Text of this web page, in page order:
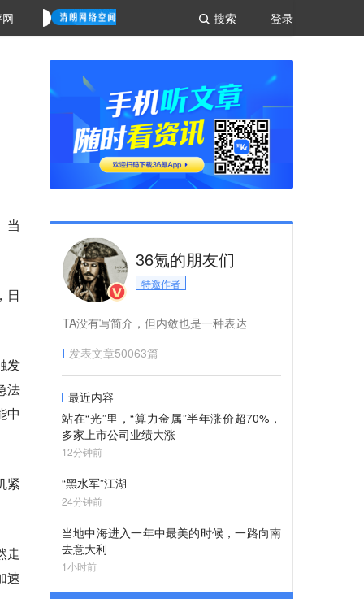
登录
搜索
当
日
发
法
中
紧
走
速
36氪的朋友们
特邀作者
TA没有写简介，但内敛也是一种表达
发表文章50063篇
最近内容
站在“光”里，“算力金属”半年涨价超70%，
多家上市公司业绩大涨
12分钟前
“黑水军”江湖
24分钟前
当地中海进入一年中最美的时候，一路向南
去意大利
1小时前